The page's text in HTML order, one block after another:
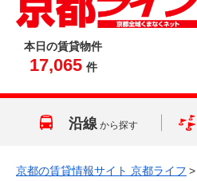
本日の賃貸物件
17,065 件
沿線 から探す
京都の賃貸情報サイト 京都ライフ >